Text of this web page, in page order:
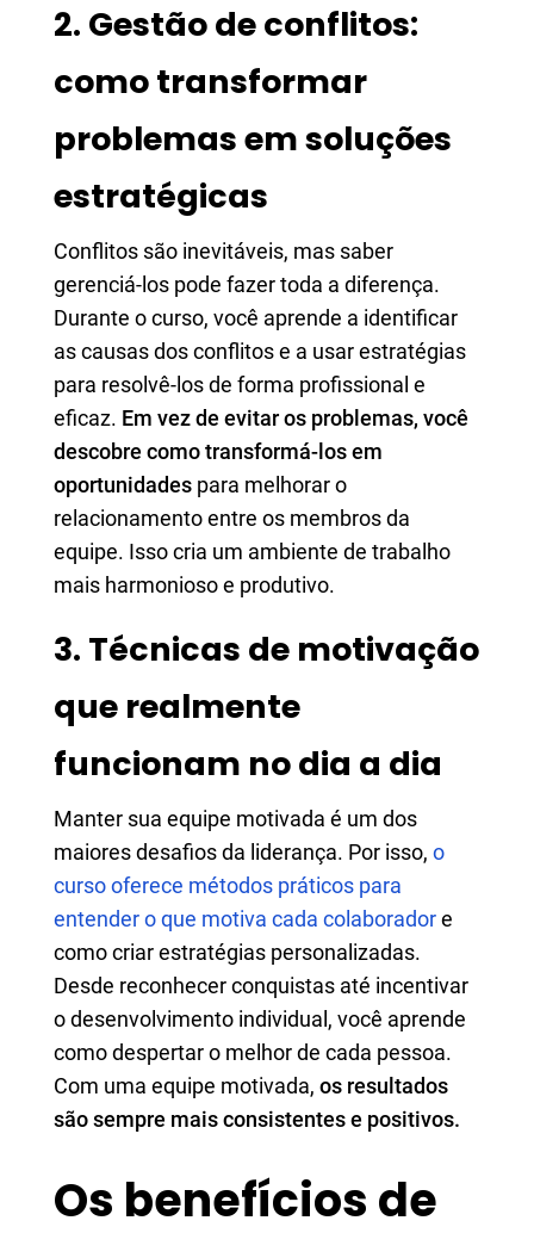
2. Gestão de conflitos:
como transformar
problemas em soluções
estratégicas
Conflitos são inevitáveis, mas saber
gerenciá-los pode fazer toda a diferença.
Durante o curso, você aprende a identificar
as causas dos conflitos e a usar estratégias
para resolvê-los de forma profissional e
eficaz. Em vez de evitar os problemas, você
descobre como transformá-los em
oportunidades para melhorar o
relacionamento entre os membros da
equipe. Isso cria um ambiente de trabalho
mais harmonioso e produtivo.
3. Técnicas de motivação
que realmente
funcionam no dia a dia
Manter sua equipe motivada é um dos
maiores desafios da liderança. Por isso, o
curso oferece métodos práticos para
entender o que motiva cada colaboradore
como criar estratégias personalizadas.
Desde reconhecer conquistas até incentivar
o desenvolvimento individual, você aprende
como despertar o melhor de cada pessoa.
Com uma equipe motivada, os resultados
são sempre mais consistentes e positivos.
Os benefícios de